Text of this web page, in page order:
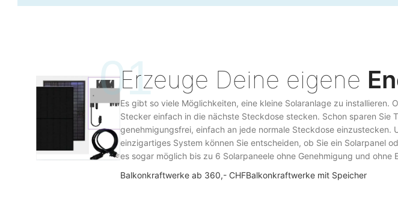
01
Erzeuge Deine eigene
Es gibt so viele Möglichkeiten, eine kleine Solaranlage zu
Stecker einfach in die nächste Steckdose stecken. Schon sparen Sie
genehmigungsfrei, einfach an jede normale Steckdose einzustecken.
einzigartiges System können Sie entscheiden, ob Sie ein Solarpanel
es sogar möglich bis zu 6 Solarpaneele ohne Genehmigung und
Balkonkraftwerke ab 360,- CHFBalkonkraftwerke mit Speicher